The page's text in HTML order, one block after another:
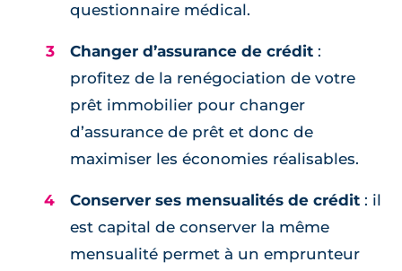
questionnaire médical.
Changer d’assurance de crédit :
profitez de la renégociation de votre
prêt immobilier pour changer
d’assurance de prêt et donc de
maximiser les économies réalisables.
Conserver ses mensualités de crédit : il
est capital de conserver la même
mensualité permet à un emprunteur